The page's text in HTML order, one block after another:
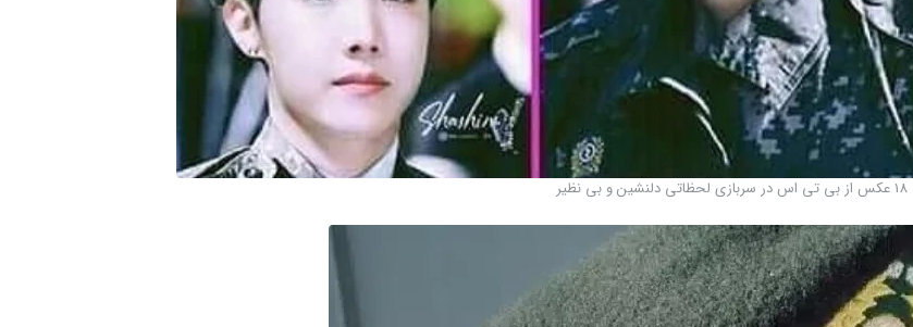
18 عکس از بی تی اس در سربازی لحظاتی دلنشین و بی نظیر